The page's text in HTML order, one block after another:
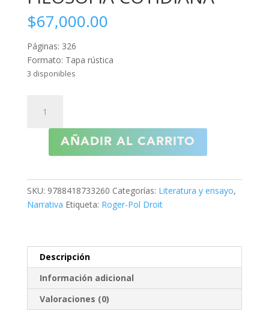
$67,000.00
Páginas: 326
Formato: Tapa rústica
3 disponibles
EXPERIENCIAS
FILOSOFÍA
COTIDIANA
AÑADIR AL CARRITO
SKU: 9788418733260 Categorías: Literatura y ensayo,
Narrativa Etiqueta: Roger-Pol Droit
Descripción
Información adicional
Valoraciones (0)